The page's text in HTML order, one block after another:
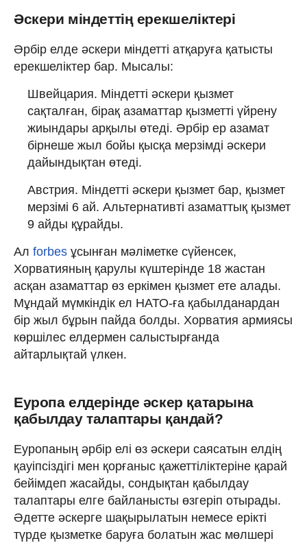
Әскери міндеттің ерекшеліктері
Әрбір елде әскери міндетті атқаруға қатысты
ерекшеліктер бар. Мысалы:
Швейцария. Міндетті әскери қызмет
сақталған, бірақ азаматтар қызметті үйрену
жиындары арқылы өтеді. Әрбір ер азамат
бірнеше жыл бойы қысқа мерзімді әскери
дайындықтан өтеді.
Австрия. Міндетті әскери қызмет бар, қызмет
мерзімі 6 ай. Альтернативті азаматтық қызмет
9 айды құрайды.
Ал forbes ұсынған мәліметке сүйенсек,
Хорватияның қарулы күштерінде 18 жастан
асқан азаматтар өз еркімен қызмет ете алады.
Мұндай мүмкіндік ел НАТО-ға қабылданардан
бір жыл бұрын пайда болды. Хорватия армиясы
көршілес елдермен салыстырғанда
айтарлықтай үлкен.
Еуропа елдерінде әскер қатарына
қабылдау талаптары қандай?
Еуропаның әрбір елі өз әскери саясатын елдің
қауіпсіздігі мен қорғаныс қажеттіліктеріне қарай
бейімдеп жасайды, сондықтан қабылдау
талаптары елге байланысты өзгеріп отырады.
Әдетте әскерге шақырылатын немесе ерікті
түрде қызметке баруға болатын жас мөлшері